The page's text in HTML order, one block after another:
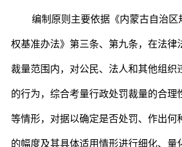
编制原则主要依据《内蒙古自治区
权基准办法》第三条、第九条，在法律
裁量范围内，对公民、法人和其他组织
的行为，综合考量行政处罚裁量的合理
等情形，对据以确定是否处罚、作出何
的幅度及其具体适用情形进行细化、量